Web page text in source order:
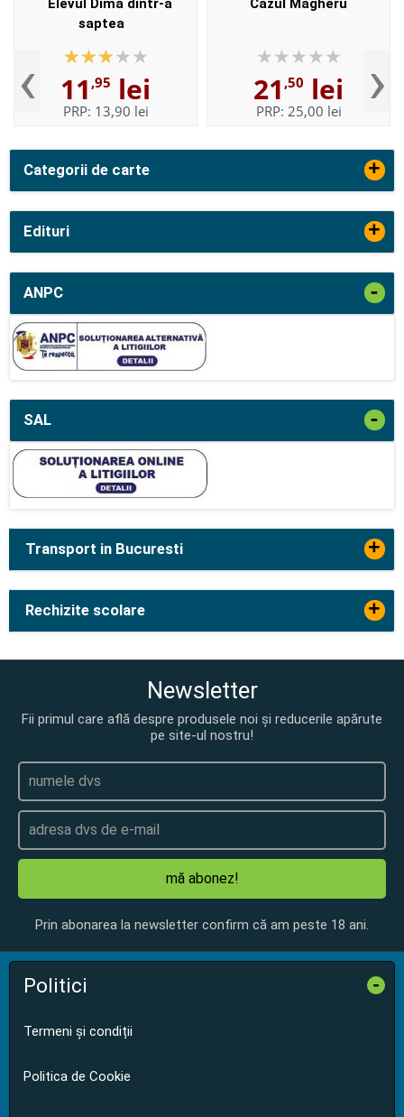
Categorii de carte +
Edituri +
ANPC -
SAL -
‹
Elevul Dima dintr-a
saptea
11 ,95 lei
PRP: 13,90 lei
Cazul Magheru
21 ,50 lei
PRP: 25,00 lei ›
Transport in Bucuresti +
Rechizite scolare +
Newsletter
Fii primul care află despre produsele noi și reducerile apărute
pe site-ul nostru!
mă abonez!
Prin abonarea la newsletter confirm că am peste 18 ani.
Politici -
Termeni și condiții
Politica de Cookie